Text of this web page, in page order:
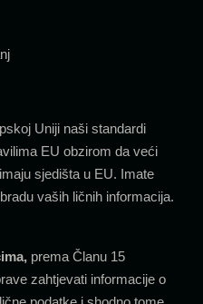
Uniji naši standardi
EU obzirom da veći
sjedišta u EU. Imate
vaših ličnih informacija.
prema Članu 15
zahtjevati informacije o